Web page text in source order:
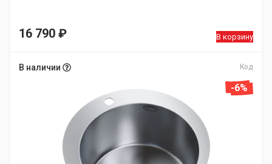
16 790 ₽ В корзину
В наличии Код
-6%